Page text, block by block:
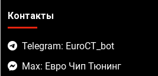
Контакты
Telegram: EuroCT_bot
Max: Евро Чип Тюнинг